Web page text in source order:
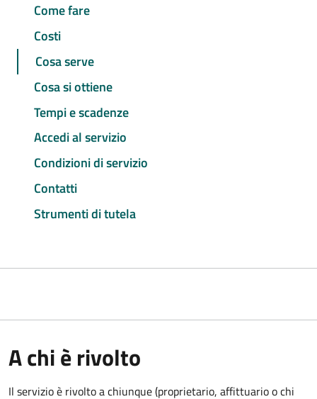
Come fare
Costi
Cosa serve
Cosa si ottiene
Tempi e scadenze
Accedi al servizio
Condizioni di servizio
Contatti
Strumenti di tutela
A chi è rivolto
Il servizio è rivolto a chiunque (proprietario, affittuario o chi